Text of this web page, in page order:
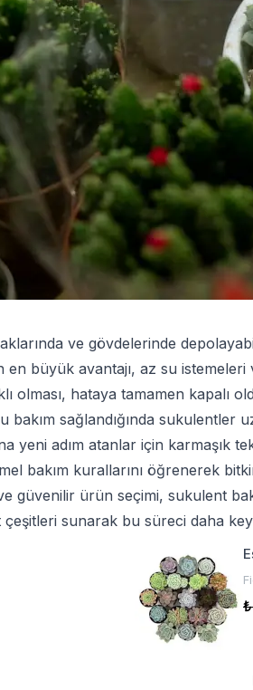
ve gövdelerinde
büyük avantajı, az su istemeleri
olması, hataya tamamen kapalı
bakım sağlandığında
yeni adım atanlar için karmaşık
bakım kurallarını öğrenerek
güvenilir ürün seçimi, sukulent
çeşitleri sunarak bu süreci daha